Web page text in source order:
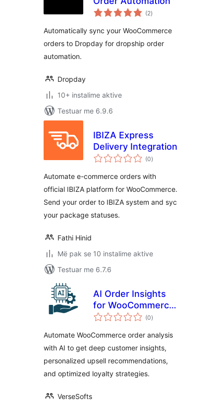
(2vlerësime
gjithsej
)
Automatically sync your WooCommerce
orders to Dropday for dropship order
automation.
Dropday
10+ instalime aktive
Testuar me 6.9.6
IBIZA Express
Delivery Integration
(0vlerësime
gjithsej
)
Automate e-commerce orders with
official IBIZA platform for WooCommerce.
Send your order to IBIZA system and syc
your package statuses.
Fathi Hinid
Më pak se 10 instalime aktive
Testuar me 6.7.6
AI Order Insights
for WooCommerce
– Intelligent
& Upsell
Recommendations
(0vlerësime
gjithsej
)
Automate WooCommerce order analysis
with AI to get deep customer insights,
personalized upsell recommendations,
and optimized loyalty strategies.
VerseSofts